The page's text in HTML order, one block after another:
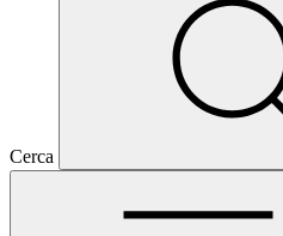
Cerca